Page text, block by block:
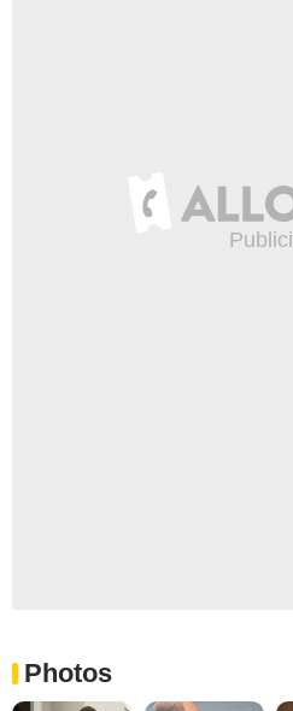
Photos